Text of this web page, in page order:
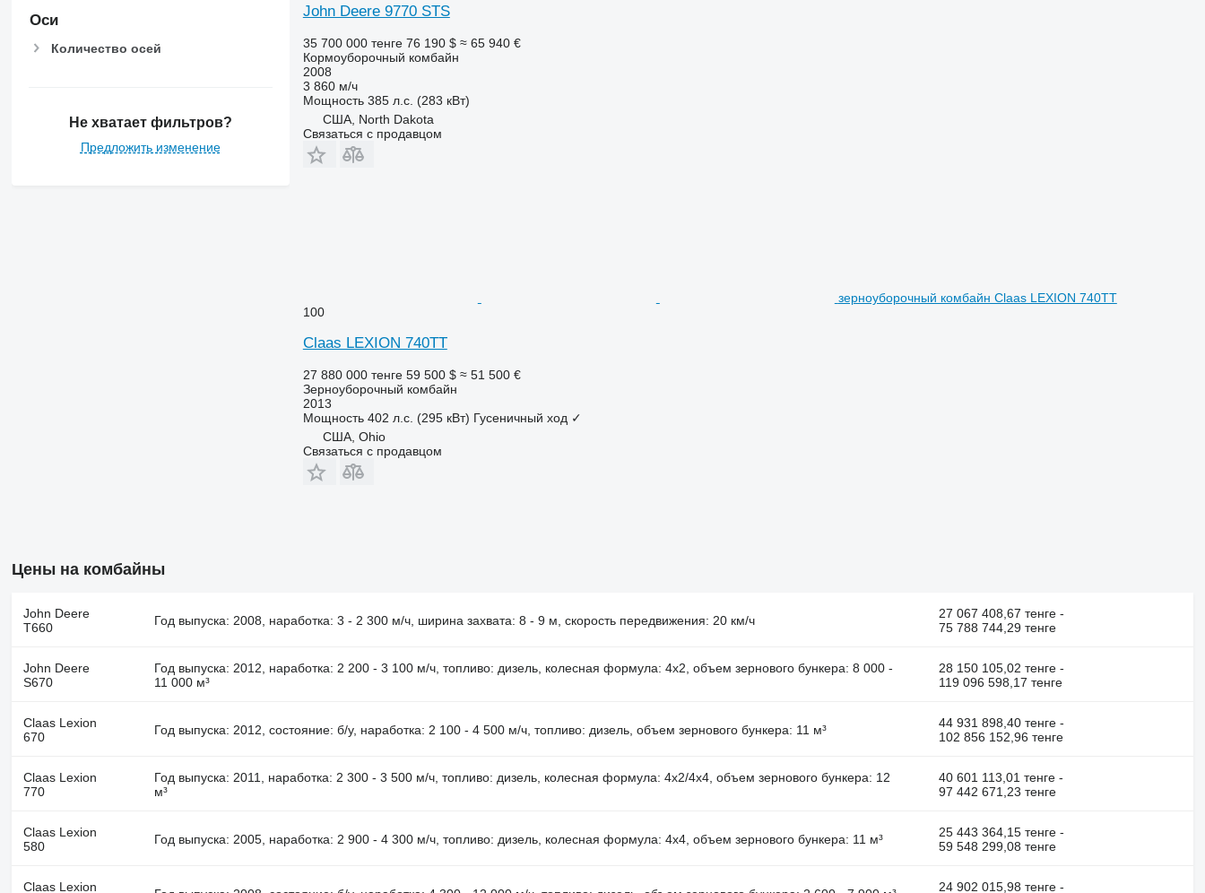
Оси
Количество осей
Не хватает фильтров?
Предложить изменение
John Deere 9770 STS
35 700 000 тенге 76 190 $ ≈ 65 940 €
Кормоуборочный комбайн
2008
3 860 м/ч
Мощность 385 л.с. (283 кВт)
США, North Dakota
Связаться с продавцом
зерноуборочный комбайн Claas LEXION 740TT
100
Claas LEXION 740TT
27 880 000 тенге 59 500 $ ≈ 51 500 €
Зерноуборочный комбайн
2013
Мощность 402 л.с. (295 кВт) Гусеничный ход ✓
США, Ohio
Связаться с продавцом
Цены на комбайны
John Deere
T660
Год выпуска: 2008, наработка: 3 - 2 300 м/ч, ширина захвата: 8 - 9 м, скорость передвижения: 20 км/ч
27 067 408,67 тенге -
75 788 744,29 тенге
John Deere
S670
Год выпуска: 2012, наработка: 2 200 - 3 100 м/ч, топливо: дизель, колесная формула: 4x2, объем зернового бункера: 8 000 -
11 000 м³
28 150 105,02 тенге -
119 096 598,17 тенге
Claas Lexion
670
Год выпуска: 2012, состояние: б/у, наработка: 2 100 - 4 500 м/ч, топливо: дизель, объем зернового бункера: 11 м³
44 931 898,40 тенге -
102 856 152,96 тенге
Claas Lexion
770
Год выпуска: 2011, наработка: 2 300 - 3 500 м/ч, топливо: дизель, колесная формула: 4x2/4x4, объем зернового бункера: 12
м³
40 601 113,01 тенге -
97 442 671,23 тенге
Claas Lexion
580
Год выпуска: 2005, наработка: 2 900 - 4 300 м/ч, топливо: дизель, колесная формула: 4x4, объем зернового бункера: 11 м³
25 443 364,15 тенге -
59 548 299,08 тенге
Claas Lexion 24 902 015,98 тенге -